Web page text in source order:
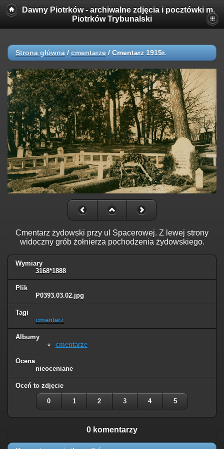
Dawny Piotrków - archiwalne zdjęcia i pocztówki m.
Piotrków Trybunalski
Strona główna / cmentarze / Cmentarz 1915r.
Cmentarz żydowski przy ul Spacerowej. Z lewej strony
widoczny grób żołnierza pochodzenia żydowskiego.
Wymiary
3168*1888
Plik
P0393.03.02.jpg
Tagi
cmentarz
Albumy
cmentarze
Ocena
nieoceniane
Oceń to zdjęcie
0 1 2 3 4 5
0 komentarzy